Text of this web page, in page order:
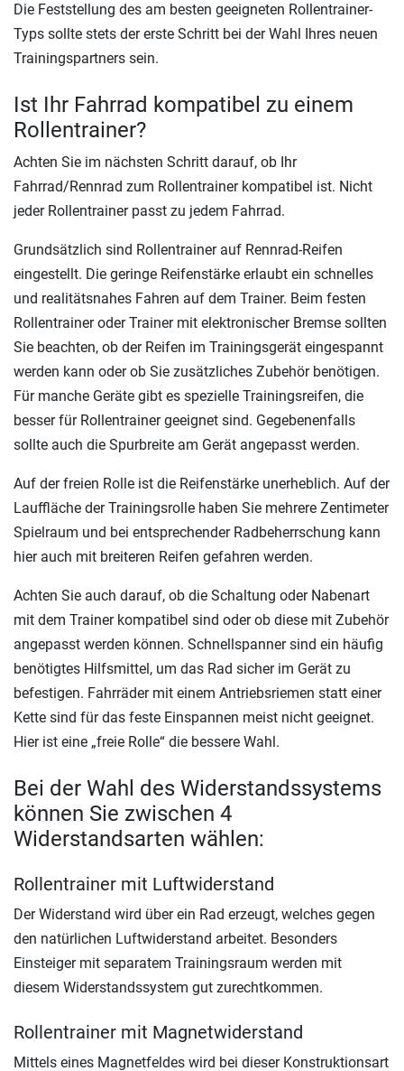
Die Feststellung des am besten geeigneten Rollentrainer-
Typs sollte stets der erste Schritt bei der Wahl Ihres neuen
Trainingspartners sein.
Ist Ihr Fahrrad kompatibel zu einem
Rollentrainer?
Achten Sie im nächsten Schritt darauf, ob Ihr
Fahrrad/Rennrad zum Rollentrainer kompatibel ist. Nicht
jeder Rollentrainer passt zu jedem Fahrrad.
Grundsätzlich sind Rollentrainer auf Rennrad-Reifen
eingestellt. Die geringe Reifenstärke erlaubt ein schnelles
und realitätsnahes Fahren auf dem Trainer. Beim festen
Rollentrainer oder Trainer mit elektronischer Bremse sollten
Sie beachten, ob der Reifen im Trainingsgerät eingespannt
werden kann oder ob Sie zusätzliches Zubehör benötigen.
Für manche Geräte gibt es spezielle Trainingsreifen, die
besser für Rollentrainer geeignet sind. Gegebenenfalls
sollte auch die Spurbreite am Gerät angepasst werden.
Auf der freien Rolle ist die Reifenstärke unerheblich. Auf der
Lauffläche der Trainingsrolle haben Sie mehrere Zentimeter
Spielraum und bei entsprechender Radbeherrschung kann
hier auch mit breiteren Reifen gefahren werden.
Achten Sie auch darauf, ob die Schaltung oder Nabenart
mit dem Trainer kompatibel sind oder ob diese mit Zubehör
angepasst werden können. Schnellspanner sind ein häufig
benötigtes Hilfsmittel, um das Rad sicher im Gerät zu
befestigen. Fahrräder mit einem Antriebsriemen statt einer
Kette sind für das feste Einspannen meist nicht geeignet.
Hier ist eine „freie Rolle“ die bessere Wahl.
Bei der Wahl des Widerstandssystems
können Sie zwischen 4
Widerstandsarten wählen:
Rollentrainer mit Luftwiderstand
Der Widerstand wird über ein Rad erzeugt, welches gegen
den natürlichen Luftwiderstand arbeitet. Besonders
Einsteiger mit separatem Trainingsraum werden mit
diesem Widerstandssystem gut zurechtkommen.
Rollentrainer mit Magnetwiderstand
Mittels eines Magnetfeldes wird bei dieser Konstruktionsart